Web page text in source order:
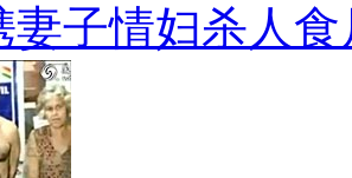
妻子情妇杀人食